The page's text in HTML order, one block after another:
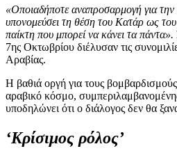
«Οποιαδήποτε αναπροσαρμογή για
υπονομεύσει τη θέση του Κατάρ ως
παίκτη που μπορεί να κάνει τα πάντα».
7ης Οκτωβρίου διέλυσαν τις
Αραβίας.
Η βαθιά οργή για τους
αραβικό κόσμο,
υποδηλώνει ότι ο διάλογος δεν θα
‘Κρίσιμος ρόλος’